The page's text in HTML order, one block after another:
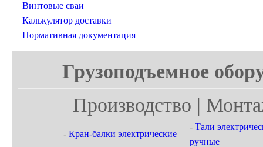
Винтовые сваи
Калькулятор доставки
Нормативная документация
Грузоподъемное
Производство |
- Кран-балки электрические
- Тали
ручные